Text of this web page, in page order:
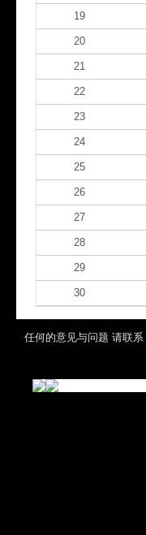
19
20
21
22
23
24
25
26
27
28
29
30
任何的意见与问题 请联系